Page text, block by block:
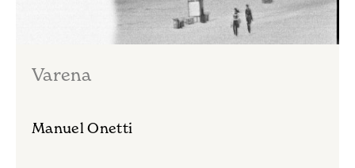
Varena
Manuel Onetti